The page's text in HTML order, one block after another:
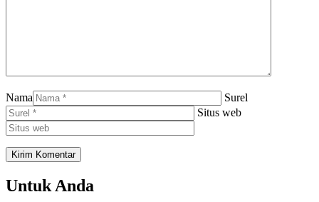
Nama
Surel
Situs web
Untuk Anda